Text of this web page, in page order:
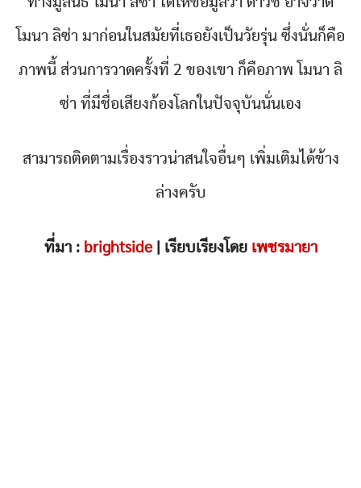
โมนา ลิซ่า มาก่อนในสมัยที่เธอยังเป็นวัยรุ่น ซึ่งนั่นก็คือ
ภาพนี้ ส่วนการวาดครั้งที่ 2 ของเขา ก็คือภาพ โมนา ลิ
ซ่า ที่มีชื่อเสียงก้องโลกในปัจจุบันนั่นเอง
สามารถติดตามเรื่องราวน่าสนใจอื่นๆ เพิ่มเติมได้ข้าง
ล่างครับ
ที่มา : brightside| เรียบเรียงโดย เพชรมายา